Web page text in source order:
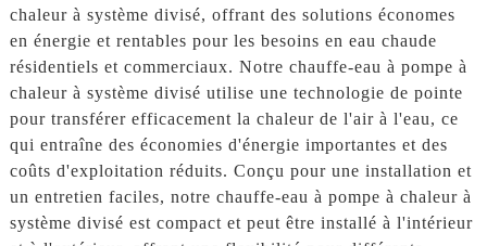
chaleur à système divisé, offrant des solutions économes
en énergie et rentables pour les besoins en eau chaude
résidentiels et commerciaux. Notre chauffe-eau à pompe à
chaleur à système divisé utilise une technologie de pointe
pour transférer efficacement la chaleur de l'air à l'eau, ce
qui entraîne des économies d'énergie importantes et des
coûts d'exploitation réduits. Conçu pour une installation et
un entretien faciles, notre chauffe-eau à pompe à chaleur à
système divisé est compact et peut être installé à l'intérieur